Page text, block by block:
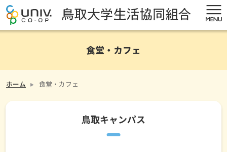
食堂・カフェ
ホーム 食堂・カフェ
鳥取キャンパス